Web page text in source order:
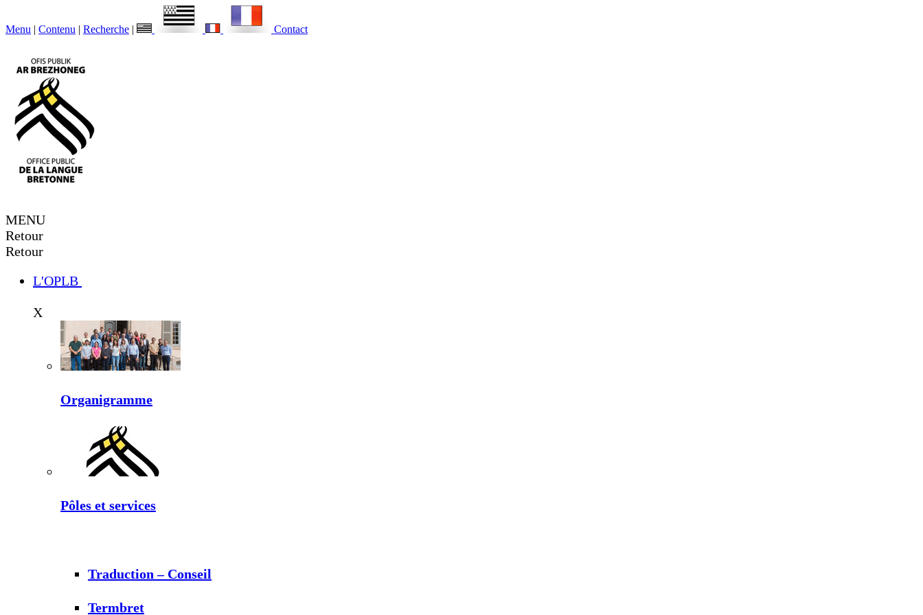
Menu | Contenu | Recherche | Contact
MENU
Retour
Retour
L'OPLB
X
Organigramme
Pôles et services
Traduction – Conseil
Termbret